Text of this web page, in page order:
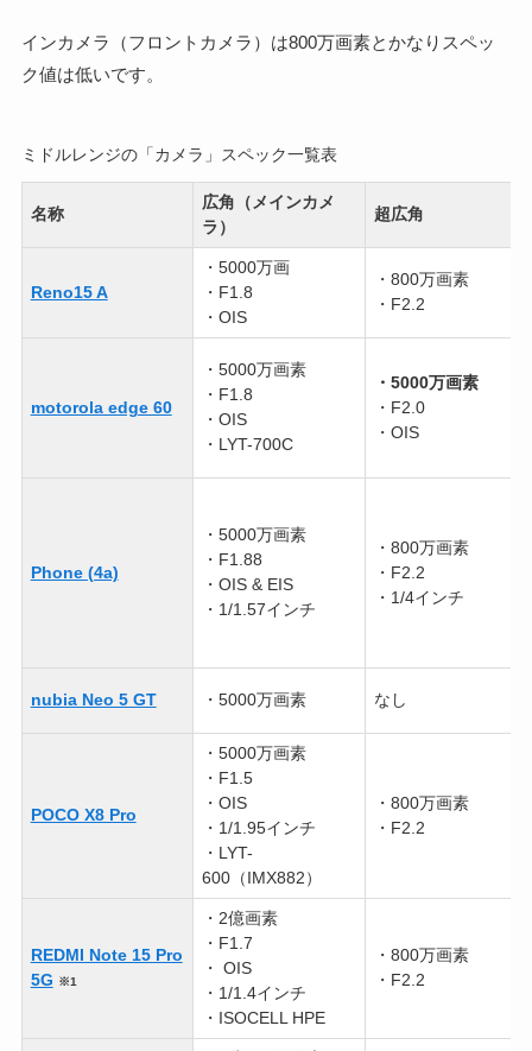
インカメラ（フロントカメラ）は800万画素とかなりスペッ
ク値は低いです。
ミドルレンジの「カメラ」スペック一覧表
名称
広角（メインカメ
ラ）
超広角
Reno15 A
・5000万画
・F1.8
・OIS
・800万画素
・F2.2
motorola edge 60
・5000万画素
・F1.8
・OIS
・LYT-700C
・5000万画素
・F2.0
・OIS
Phone (4a)
・5000万画素
・F1.88
・OIS & EIS
・1/1.57インチ
・800万画素
・F2.2
・1/4インチ
nubia Neo 5 GT ・5000万画素 なし
POCO X8 Pro
・5000万画素
・F1.5
・OIS
・1/1.95インチ
・LYT-
600（IMX882）
・800万画素
・F2.2
REDMI Note 15 Pro
5G ※1
・2億画素
・F1.7
・ OIS
・1/1.4インチ
・ISOCELL HPE
・800万画素
・F2.2